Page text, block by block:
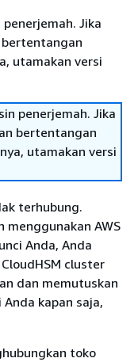
Jika
utamakan versi
penerjemah. Jika
bertentangan
utamakan versi
terhubung.
menggunakan AWS
Anda, Anda
cluster
dan memutuskan
Anda kapan saja,
toko